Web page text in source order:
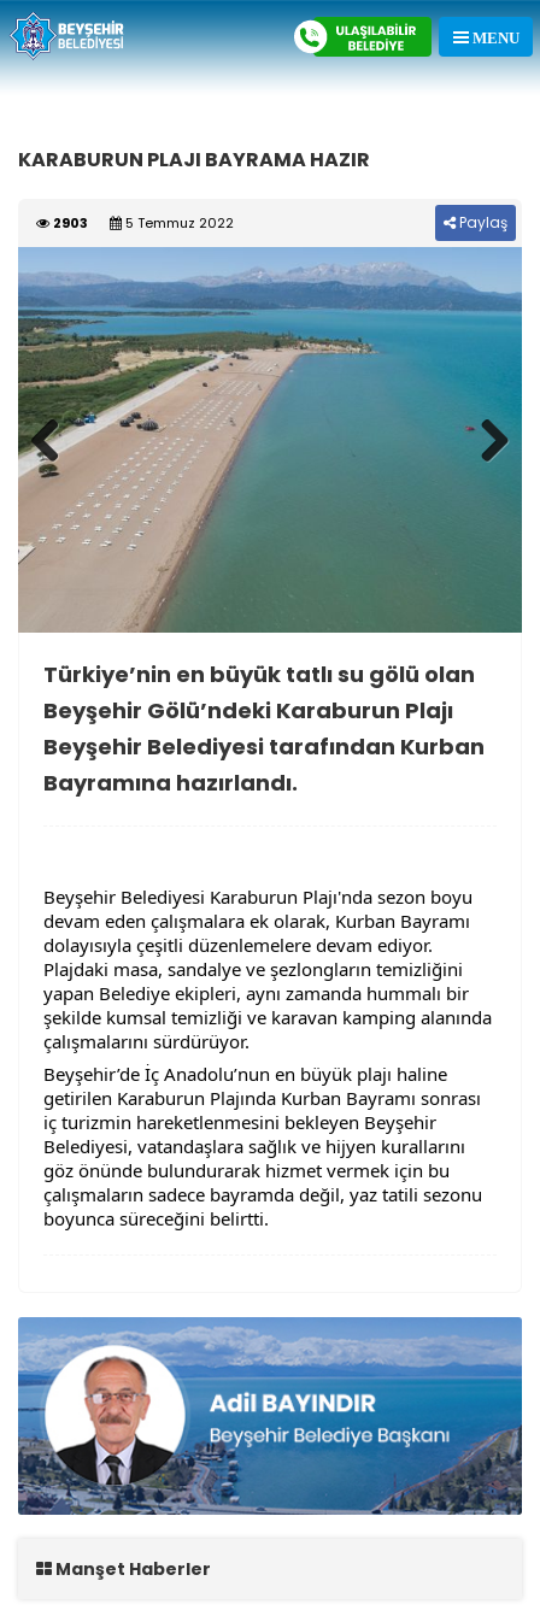
KARABURUN PLAJI BAYRAMA HAZIR
2903 5 Temmuz 2022 Paylaş
Previous
Türkiye’nin en büyük tatlı su gölü olan
Beyşehir Gölü’ndeki Karaburun Plajı
Beyşehir Belediyesi tarafından Kurban
Bayramına hazırlandı.
Beyşehir Belediyesi Karaburun Plajı'nda sezon boyu
devam eden çalışmalara ek olarak, Kurban Bayramı
dolayısıyla çeşitli düzenlemelere devam ediyor.
Plajdaki masa, sandalye ve şezlongların temizliğini
yapan Belediye ekipleri, aynı zamanda hummalı bir
şekilde kumsal temizliği ve karavan kamping alanında
çalışmalarını sürdürüyor.
Beyşehir’de İç Anadolu’nun en büyük plajı haline
getirilen Karaburun Plajında Kurban Bayramı sonrası
iç turizmin hareketlenmesini bekleyen Beyşehir
Belediyesi, vatandaşlara sağlık ve hijyen kurallarını
göz önünde bulundurarak hizmet vermek için bu
çalışmaların sadece bayramda değil, yaz tatili sezonu
boyunca süreceğini belirtti.
Manşet Haberler